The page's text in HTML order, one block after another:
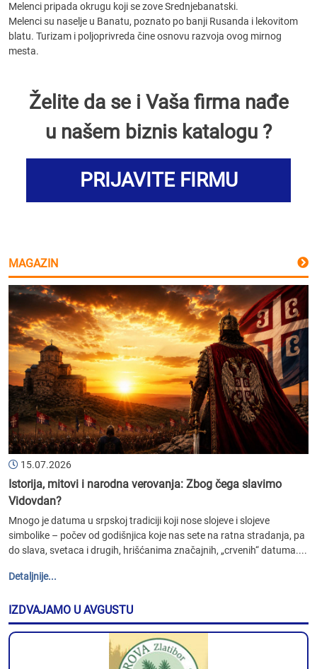
Melenci pripada okrugu koji se zove Srednjebanatski.
Melenci su naselje u Banatu, poznato po banji Rusanda i lekovitom
blatu. Turizam i poljoprivreda čine osnovu razvoja ovog mirnog
mesta.
Želite da se i Vaša firma nađe
u našem biznis katalogu ?
PRIJAVITE FIRMU
MAGAZIN
15.07.2026
Istorija, mitovi i narodna verovanja: Zbog čega slavimo
Vidovdan?
Mnogo je datuma u srpskoj tradiciji koji nose slojeve i slojeve
simbolike – počev od godišnjica koje nas sete na ratna stradanja, pa
do slava, svetaca i drugih, hrišćanima značajnih, „crvenih“ datuma....
Detaljnije...
IZDVAJAMO U AVGUSTU